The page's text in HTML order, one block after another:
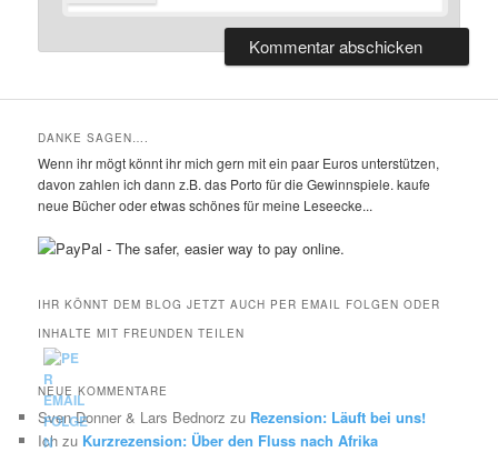
DANKE SAGEN….
Wenn ihr mögt könnt ihr mich gern mit ein paar Euros unterstützen,
davon zahlen ich dann z.B. das Porto für die Gewinnspiele. kaufe
neue Bücher oder etwas schönes für meine Leseecke...
IHR KÖNNT DEM BLOG JETZT AUCH PER EMAIL FOLGEN ODER
INHALTE MIT FREUNDEN TEILEN
NEUE KOMMENTARE
Sven Donner & Lars Bednorz zu Rezension: Läuft bei uns!
Ich zu Kurzrezension: Über den Fluss nach Afrika